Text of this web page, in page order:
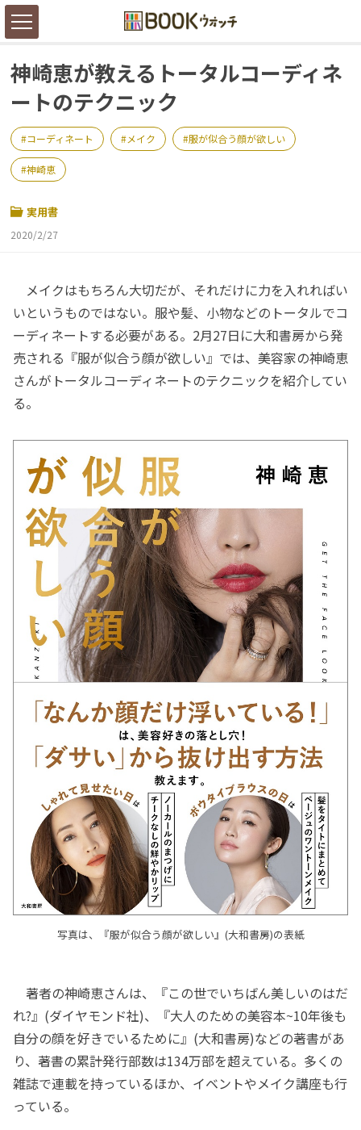
神崎恵が教えるトータルコーディネ
ートのテクニック
コーディネート メイク 服が似合う顔が欲しい
神崎恵
実用書
2020/2/27
メイクはもちろん大切だが、それだけに力を入れればい
いというものではない。服や髪、小物などのトータルでコ
ーディネートする必要がある。2月27日に大和書房から発
売される『服が似合う顔が欲しい』では、美容家の神崎恵
さんがトータルコーディネートのテクニックを紹介してい
る。
写真は、『服が似合う顔が欲しい』(大和書房)の表紙
著者の神崎恵さんは、『この世でいちばん美しいのはだ
れ?』(ダイヤモンド社)、『大人のための美容本~10年後も
自分の顔を好きでいるために』(大和書房)などの著書があ
り、著書の累計発行部数は134万部を超えている。多くの
雑誌で連載を持っているほか、イベントやメイク講座も行
っている。